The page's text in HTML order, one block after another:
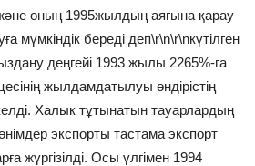
оның 1995жылдың аягына қарау
мүмкіндік береді деп\r\n\r\nкүтілген
деңгейі 1993 жылы 2265%-га
жылдамдатылуы өндірістің
Халык тұтынатын тауарлардың
экспорты тастама экспорт
жүргізілді. Осы үлгімен 1994